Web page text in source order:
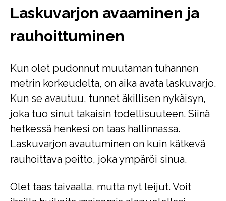
Laskuvarjon avaaminen ja
rauhoittuminen
Kun olet pudonnut muutaman tuhannen
metrin korkeudelta, on aika avata laskuvarjo.
Kun se avautuu, tunnet äkillisen nykäisyn,
joka tuo sinut takaisin todellisuuteen. Siinä
hetkessä henkesi on taas hallinnassa.
Laskuvarjon avautuminen on kuin kätkevä
rauhoittava peitto, joka ympäröi sinua.
Olet taas taivaalla, mutta nyt leijut. Voit